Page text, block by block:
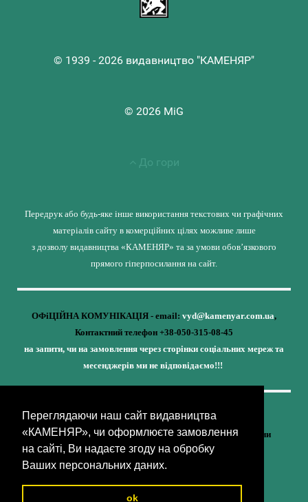
Переглядаючи наш сайт видавництва
«КАМЕНЯР», чи оформлюєте замовлення
на сайті, Ви надаєте згоду на обробку
Ваших персональних даних.
ok
© 1939 - 2026 видавництво "КАМЕНЯР"
© 2026 MiG
До гори
Передрук або будь-яке інше використання текстових чи графічних
матеріалів сайту в комерційних цілях можливе лише
з дозволу видавництва «КАМЕНЯР» та за умови обов’язкового
прямого гіперпосилання на сайт.
ОФіЦІЙНА КОМУНІКАЦІЯ - email: vyd@kamenyar.com.ua,
Контактний телефон +38-050-315-08-45
на запити, чи на замовлення через сторінки соціальних мереж та
месенджерів ми не відповідаємо!!!
Кожне наше видання - це внесок у спротив,
у збереження ідентичності та неминучу перемогу України
(видавництво «КАМЕНЯР»)